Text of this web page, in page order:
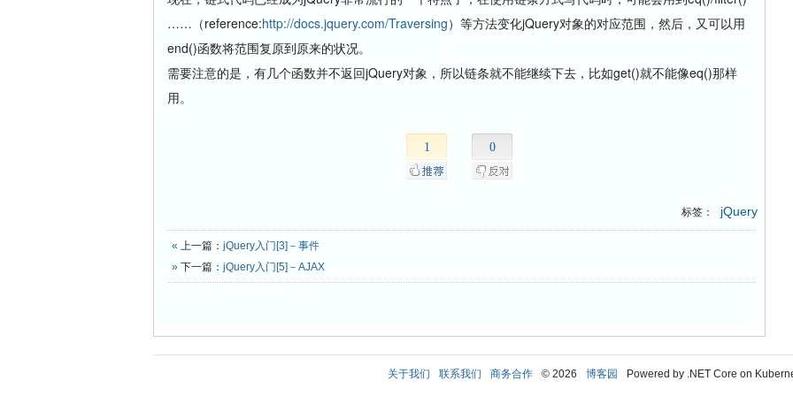
……（reference:http://docs.jquery.com/Traversing）等方法变化jQuery对象的对应范围，然后，又可以用
end()函数将范围复原到原来的状况。
需要注意的是，有几个函数并不返回jQuery对象，所以链条就不能继续下去，比如get()就不能像eq()那样
用。
1 0
标签： jQuery
« 上一篇： jQuery入门[3]－事件
» 下一篇： jQuery入门[5]－AJAX
关于我们 联系我们 商务合作 © 2026 博客园 Powered by .NET Core on